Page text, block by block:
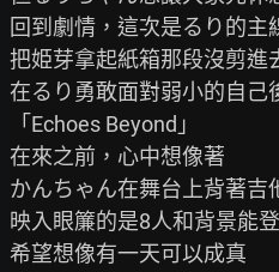
回到劇情，這次是るり的主
把姫芽拿起紙箱那段沒剪進
在るり勇敢面對弱小的自己
「Echoes Beyond」
在來之前，心中想像著
かんちゃん在舞台上背著吉
映入眼簾的是8人和背景能
希望想像有一天可以成真